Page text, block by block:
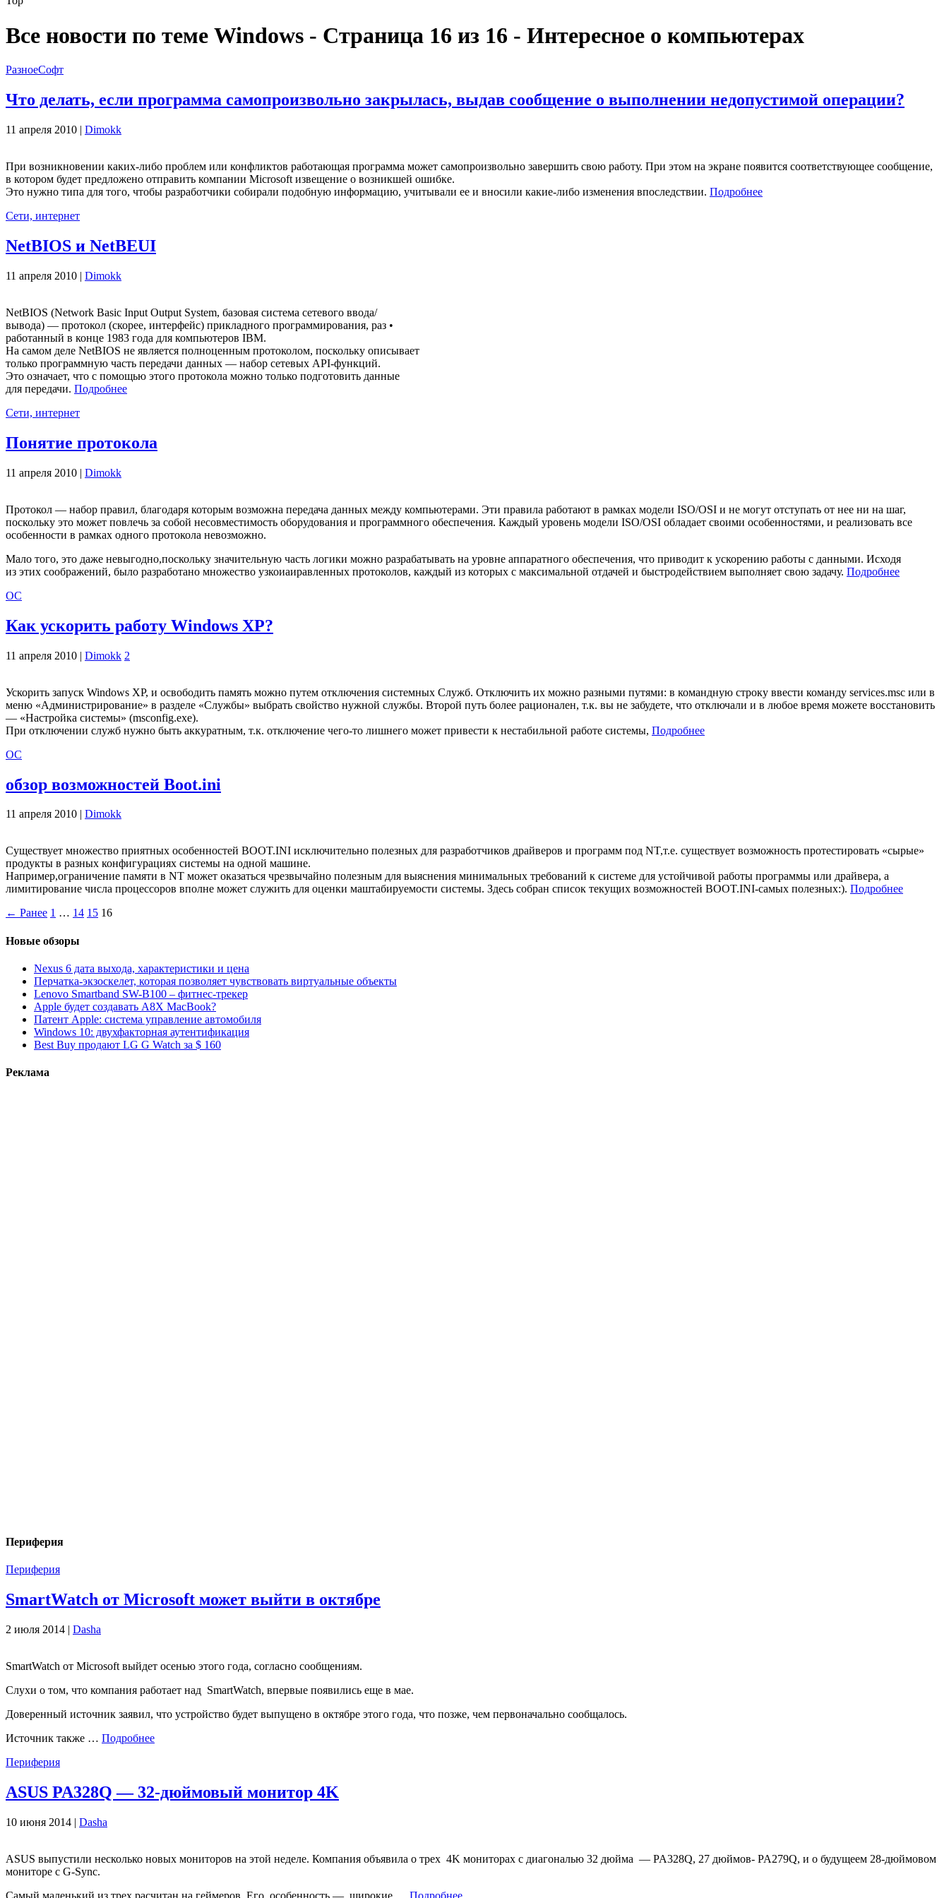
Все новости по теме Windows - Страница 16 из 16 - Интересное о компьютерах
РазноеСофт
Что делать, если программа самопроизвольно закрылась, выдав сообщение о выполнении недопустимой операции?
11 апреля 2010 | Dimokk
При возникновении каких-либо проблем или конфликтов работающая программа может самопроизвольно завершить свою работу. При этом на экране появится соответствующее сообщение,
в котором будет предложено отправить компании Microsoft извещение о возникшей ошибке.
Это нужно типа для того, чтобы разработчики собирали подобную информацию, учитывали ее и вносили какие-либо изменения впоследствии. Подробнее
Сети, интернет
NetBIOS и NetBEUI
11 апреля 2010 | Dimokk
NetBIOS (Network Basic Input Output System, базовая система сетевого ввода/
вывода) — протокол (скорее, интерфейс) прикладного программирования, раз •
работанный в конце 1983 года для компьютеров IBM.
На самом деле NetBIOS не является полноценным протоколом, поскольку описывает
только программную часть передачи данных — набор сетевых API-функций.
Это означает, что с помощью этого протокола можно только подготовить данные
для передачи. Подробнее
Сети, интернет
Понятие протокола
11 апреля 2010 | Dimokk
Протокол — набор правил, благодаря которым возможна передача данных между компьютерами. Эти правила работают в рамках модели ISO/OSI и не могут отступать от нее ни на шаг,
поскольку это может повлечь за собой несовместимость оборудования и программного обеспечения. Каждый уровень модели ISO/OSI обладает своими особенностями, и реализовать все
особенности в рамках одного протокола невозможно.
Мало того, это даже невыгодно,поскольку значительную часть логики можно разрабатывать на уровне аппаратного обеспечения, что приводит к ускорению работы с данными. Исходя
из этих соображений, было разработано множество узкоиаиравленных протоколов, каждый из которых с максимальной отдачей и быстродействием выполняет свою задачу. Подробнее
ОС
Как ускорить работу Windows XP?
11 апреля 2010 | Dimokk 2
Ускорить запуск Windows XP, и освободить память можно путем отключения системных Служб. Отключить их можно разными путями: в командную строку ввести команду services.msc или в
меню «Администрирование» в разделе «Службы» выбрать свойство нужной службы. Второй путь более рационален, т.к. вы не забудете, что отключали и в любое время можете восстановить
— «Настройка системы» (msconfig.exe).
При отключении служб нужно быть аккуратным, т.к. отключение чего-то лишнего может привести к нестабильной работе системы, Подробнее
ОС
обзор возможностей Boot.ini
11 апреля 2010 | Dimokk
Существует множество приятных особенностей BOOT.INI исключительно полезных для разработчиков драйверов и программ под NT,т.е. существует возможность протестировать «сырые»
продукты в разных конфигурациях системы на одной машине.
Например,ограничение памяти в NT может оказаться чрезвычайно полезным для выяснения минимальных требований к системе для устойчивой работы программы или драйвера, а
лимитирование числа процессоров вполне может служить для оценки маштабируемости системы. Здесь собран список текущих возможностей BOOT.INI-самых полезных:). Подробнее
← Ранее 1 … 14 15 16
Новые обзоры
Nexus 6 дата выхода, характеристики и цена
Перчатка-экзоскелет, которая позволяет чувствовать виртуальные объекты
Lenovo Smartband SW-B100 – фитнес-трекер
Apple будет создавать A8X MacBook?
Патент Apple: система управление автомобиля
Windows 10: двухфакторная аутентификация
Best Buy продают LG G Watch за $ 160
Реклама
Периферия
Периферия
SmartWatch от Microsoft может выйти в октябре
2 июля 2014 | Dasha
SmartWatch от Microsoft выйдет осенью этого года, согласно сообщениям.
Слухи о том, что компания работает над SmartWatch, впервые появились еще в мае.
Доверенный источник заявил, что устройство будет выпущено в октябре этого года, что позже, чем первоначально сообщалось.
Источник также … Подробнее
Периферия
ASUS PA328Q — 32-дюймовый монитор 4K
10 июня 2014 | Dasha
ASUS выпустили несколько новых мониторов на этой неделе. Компания объявила о трех 4K мониторах с диагональю 32 дюйма — PA328Q, 27 дюймов- PA279Q, и о будущеем 28-дюймовом
мониторе с G-Sync.
Самый маленький из трех,расчитан ​​на геймеров. Его особенность — широкие … Подробнее